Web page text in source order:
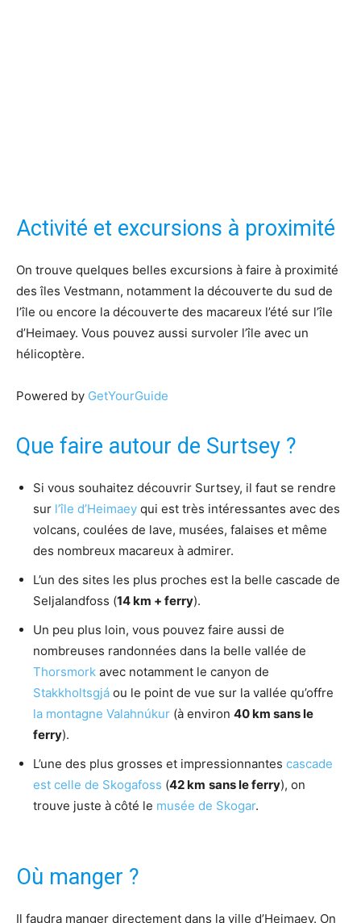
Activité et excursions à proximité
On trouve quelques belles excursions à faire à proximité
des îles Vestmann, notamment la découverte du sud de
l’île ou encore la découverte des macareux l’été sur l’île
d’Heimaey. Vous pouvez aussi survoler l’île avec un
hélicoptère.
Powered by GetYourGuide
Que faire autour de Surtsey ?
Si vous souhaitez découvrir Surtsey, il faut se rendre
sur l’île d’Heimaey qui est très intéressantes avec des
volcans, coulées de lave, musées, falaises et même
des nombreux macareux à admirer.
L’un des sites les plus proches est la belle cascade de
Seljalandfoss (14 km + ferry).
Un peu plus loin, vous pouvez faire aussi de
nombreuses randonnées dans la belle vallée de
Thorsmork avec notamment le canyon de
Stakkholtsgjá ou le point de vue sur la vallée qu’offre
la montagne Valahnúkur (à environ 40 km sans le
ferry).
L’une des plus grosses et impressionnantes cascade
est celle de Skogafoss (42 km sans le ferry), on
trouve juste à côté le musée de Skogar.
Où manger ?
Il faudra manger directement dans la ville d’Heimaey. On